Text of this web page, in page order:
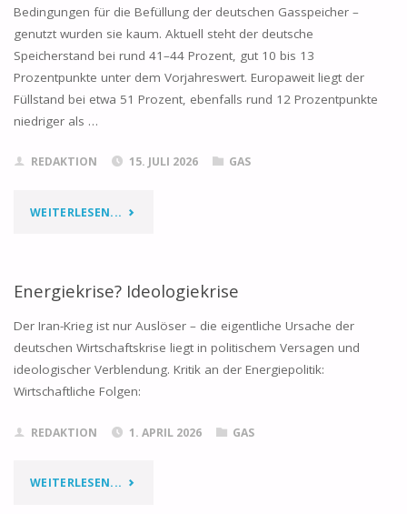
Bedingungen für die Befüllung der deutschen Gasspeicher –
genutzt wurden sie kaum. Aktuell steht der deutsche
Speicherstand bei rund 41–44 Prozent, gut 10 bis 13
Prozentpunkte unter dem Vorjahreswert. Europaweit liegt der
Füllstand bei etwa 51 Prozent, ebenfalls rund 12 Prozentpunkte
niedriger als …
REDAKTION 15. JULI 2026 GAS
WEITERLESEN... "KOMMT
GASMANGELLAGE
WINTER?"
Energiekrise? Ideologiekrise
Der Iran-Krieg ist nur Auslöser – die eigentliche Ursache der
deutschen Wirtschaftskrise liegt in politischem Versagen und
ideologischer Verblendung. Kritik an der Energiepolitik:
Wirtschaftliche Folgen:
REDAKTION 1. APRIL 2026 GAS
WEITERLESEN... "ENERGIEKRISE?